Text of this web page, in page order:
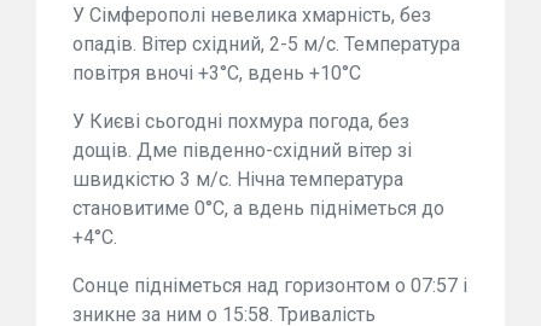
У Сімферополі невелика хмарність, без
опадів. Вітер східний, 2-5 м/с. Температура
повітря вночі +3°С, вдень +10°С
У Києві сьогодні похмура погода, без
дощів. Дме південно-східний вітер зі
швидкістю 3 м/с. Нічна температура
становитиме 0°С, а вдень підніметься до
+4°С.
Сонце підніметься над горизонтом о 07:57 і
зникне за ним о 15:58. Тривалість